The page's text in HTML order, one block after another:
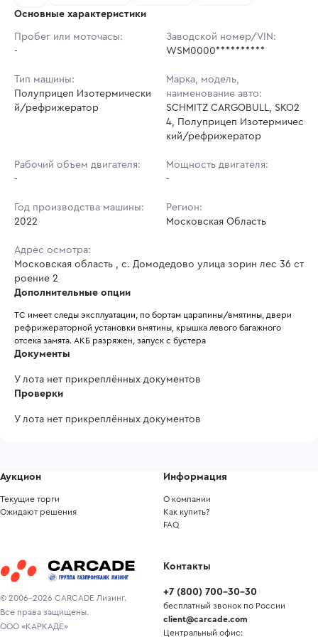
Шаг торгов: 85 192 ₽
Кол-во ставок:
Регион: Московская Область
Ставок не найдено
в аукционах
Основные характеристики
Пробег или моточасы:
-
Заводской номер/VIN:
WSM0000**********
Тип машины:
Полуприцеп Изотермически
й/рефрижератор
Марка, модель,
наименование авто:
SCHMITZ CARGOBULL, SKO2
4, Полуприцеп Изотермичес
кий/рефрижератор
Рабочий объем двигателя:
-
Мощность двигателя:
-
Год производства машины:
2022
Регион:
Московская Область
Адрес осмотра:
Московская область , с. Домодедово улица зорин лес 36 ст
роение 2
Дополнительные опции
ТС имеет следы эксплуатации, по бортам царапины/вмятины, двери
рефрижераторной установки вмятины, крышка левого багажного
отсека замята. АКБ разряжен, запуск с бустера
Документы
У лота нет прикреплённых документов
Проверки
У лота нет прикреплённых документов
© 2006-2026 CARCADE Лизинг.
Все права защищены.
ООО «КАРКАДЕ»
Аукцион
Текущие торги
Ожидают решения
Информация
О компании
Как купить?
FAQ
Контакты
+7 (800) 700-30-30
бесплатный звонок по России
client@carcade.com
Центральный офис: